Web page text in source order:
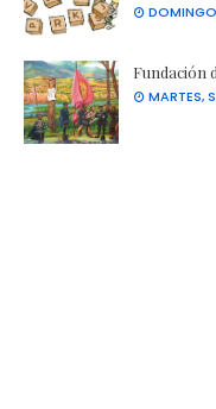
Fundación
MARTES,